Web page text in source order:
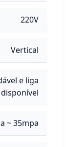
220V
Vertical
e liga
disponível
~ 35mpa